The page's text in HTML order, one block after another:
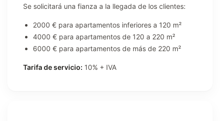
Se solicitará una fianza a la llegada de los clientes:
2000 € para apartamentos inferiores a 120 m²
4000 € para apartamentos de 120 a 220 m²
6000 € para apartamentos de más de 220 m²
Tarifa de servicio: 10% + IVA